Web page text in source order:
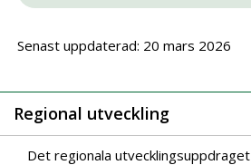
Senast uppdaterad: 20 mars 2026
Regional utveckling
Det regionala utvecklingsuppdraget